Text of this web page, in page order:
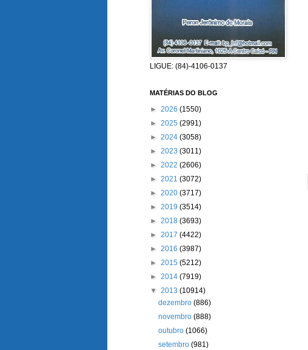
LIGUE: (84)-4106-0137
MATÉRIAS DO BLOG
► 2026 (1550)
► 2025 (2991)
► 2024 (3058)
► 2023 (3011)
► 2022 (2606)
► 2021 (3072)
► 2020 (3717)
► 2019 (3514)
► 2018 (3693)
► 2017 (4422)
► 2016 (3987)
► 2015 (5212)
► 2014 (7919)
▼ 2013 (10914)
dezembro(886)
novembro(888)
outubro(1066)
setembro(981)